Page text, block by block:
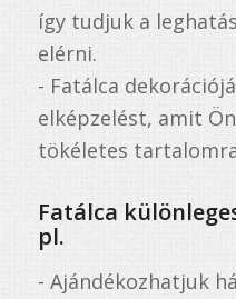
így tudjuk a
elérni.
- Fatálca
elképzelést, amit
tökéletes
Fatálca
pl.
- Ajándékozhatjuk